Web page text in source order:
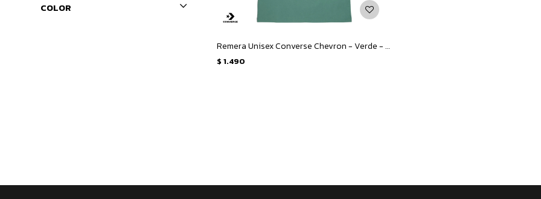
Remera Unisex Converse Chevron - Verde - Blanco
$ 1.490
COLOR